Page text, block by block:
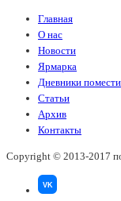
Главная
О нас
Новости
Ярмарка
Дневники
Статьи
Архив
Контакты
Copyright © 2013-2017
VK